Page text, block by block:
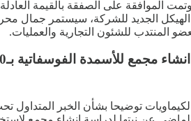
الجديد للشركة، سيستمر جمال
المنتدب للشئون التجارية والعمليات.
للأسمدة الفوسفاتية بـ500 مليون دولار